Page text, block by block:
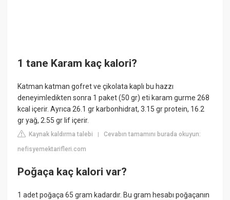
1 tane Karam kaç kalori?
Katman katman gofret ve çikolata kaplı bu hazzı
deneyimledikten sonra 1 paket (50 gr) eti karam gurme 268
kcal içerir. Ayrıca 26.1 gr karbonhidrat, 3.15 gr protein, 16.2
gr yağ, 2.55 gr lif içerir.
Kaynak kaldırma talebi |Cevabın tamamını burada okuyun:
nefisyemektarifleri.com
Poğaça kaç kalori var?
1 adet poğaça 65 gram kadardır. Bu gram hesabı poğaçanın